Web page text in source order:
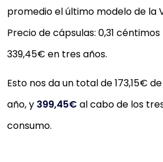
promedio el último modelo de la
Precio de cápsulas: 0,31 céntimos
339,45€ en tres años.
Esto nos da un total de 173,15€
año, y 399,45€ al cabo de los
consumo.